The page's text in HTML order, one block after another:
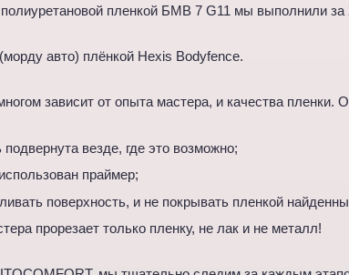
пленкой БМВ 7 G11 мы выполнили за
авто) плёнкой Hexis Bodyfence.
зависит от опыта мастера, и качества
везде, где это возможно;
праймер;
поверхность, и не покрывать пленкой
прорезает только пленку, не лак и не металл!